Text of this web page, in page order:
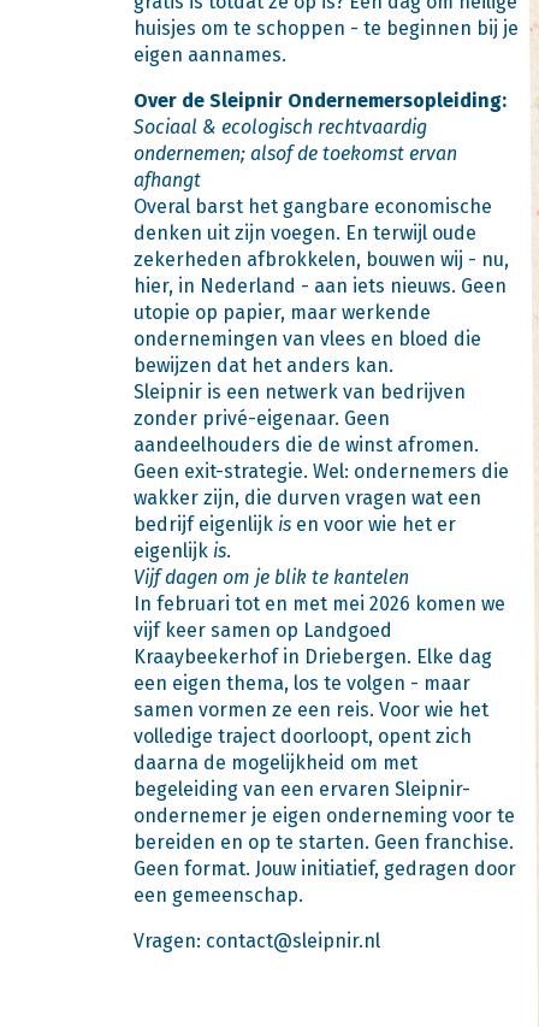
huisjes om te schoppen - te beginnen bij je
eigen aannames.
Over de Sleipnir Ondernemersopleiding:
Sociaal & ecologisch rechtvaardig
ondernemen; alsof de toekomst ervan
afhangt
Overal barst het gangbare economische
denken uit zijn voegen. En terwijl oude
zekerheden afbrokkelen, bouwen wij - nu,
hier, in Nederland - aan iets nieuws. Geen
utopie op papier, maar werkende
ondernemingen van vlees en bloed die
bewijzen dat het anders kan.
Sleipnir is een netwerk van bedrijven
zonder privé-eigenaar. Geen
aandeelhouders die de winst afromen.
Geen exit-strategie. Wel: ondernemers die
wakker zijn, die durven vragen wat een
bedrijf eigenlijk is en voor wie het er
eigenlijk is.
Vijf dagen om je blik te kantelen
In februari tot en met mei 2026 komen we
vijf keer samen op Landgoed
Kraaybeekerhof in Driebergen. Elke dag
een eigen thema, los te volgen - maar
samen vormen ze een reis. Voor wie het
volledige traject doorloopt, opent zich
daarna de mogelijkheid om met
begeleiding van een ervaren Sleipnir-
ondernemer je eigen onderneming voor te
bereiden en op te starten. Geen franchise.
Geen format. Jouw initiatief, gedragen door
een gemeenschap.
Vragen: contact@sleipnir.nl